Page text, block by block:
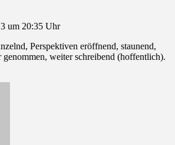
um 20:35 Uhr
Perspektiven eröffnend, staunend,
genommen, weiter schreibend (hoffentlich).